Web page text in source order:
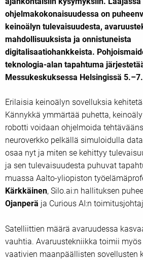
ohjelmakokonaisuudessa on
keinoälyn tulevaisuudesta,
mahdollisuuksista ja onnistuneista
digitalisaatiohankkeista.
teknologia-alan tapahtuma
Messukeskuksessa Helsingissä
Erilaisia keinoälyn sovelluksia
Kännykkä ymmärtää puhetta,
robotti voidaan ohjelmoida
neuroverkko pelkällä simuloidulla
osaa nyt ja miten se kehittyy
ja sen tulevaisuudesta puhuvat
muassa Aalto-yliopiston
Kärkkäinen, Silo.ai:n hallituksen
Ojanperä ja Curious AI:n
Satelliittien määrä avaruudessa
vauhtia. Avaruustekniikka toimii
vaativien maanpäällisten sovellusten